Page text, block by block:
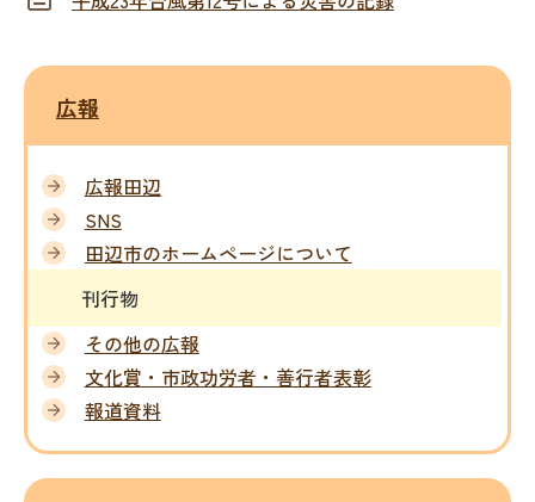
広報
広報田辺
SNS
田辺市のホームページについて
刊行物
その他の広報
文化賞・市政功労者・善行者表彰
報道資料